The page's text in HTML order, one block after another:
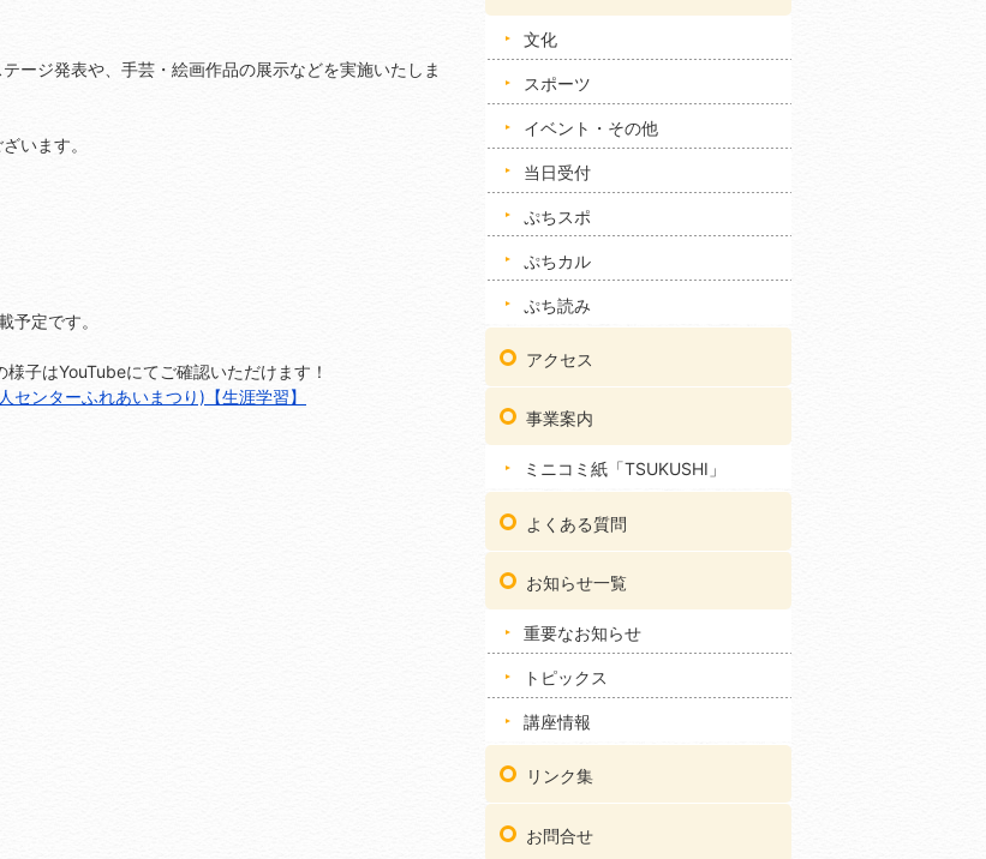
ージ発表や、手芸・絵画作品の展示などを実施いたしま
います。
予定です。
子はYouTubeにてご確認いただけます！
ンターふれあいまつり)【生涯学習】
文化
スポーツ
イベント・その他
当日受付
ぷちスポ
ぷちカル
ぷち読み
アクセス
事業案内
ミニコミ紙「TSUKUSHI」
よくある質問
お知らせ一覧
重要なお知らせ
トピックス
講座情報
リンク集
お問合せ